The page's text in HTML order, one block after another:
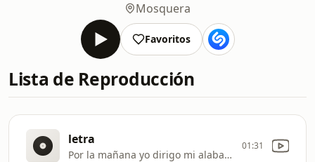
Mosquera
Favoritos
Lista de Reproducción
letra
Por la mañana yo dirigo mi alabanza
01:31